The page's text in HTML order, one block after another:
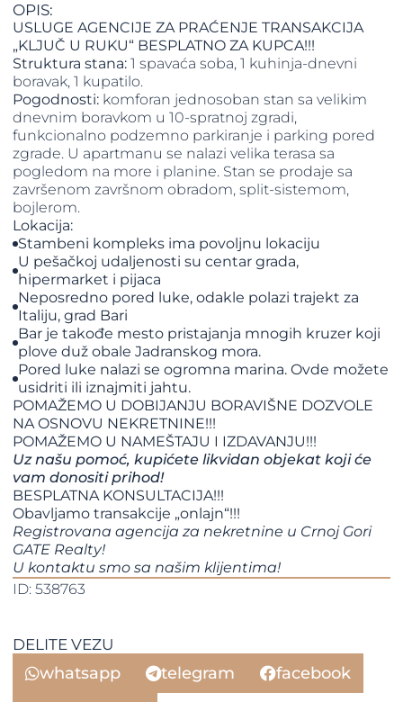
OPIS:
USLUGE AGENCIJE ZA PRAĆENJE TRANSAKCIJA
„KLJUČ U RUKU“ BESPLATNO ZA KUPCA!!!
Struktura stana: 1 spavaća soba, 1 kuhinja-dnevni
boravak, 1 kupatilo.
Pogodnosti: komforan jednosoban stan sa velikim
dnevnim boravkom u 10-spratnoj zgradi,
funkcionalno podzemno parkiranje i parking pored
zgrade. U apartmanu se nalazi velika terasa sa
pogledom na more i planine. Stan se prodaje sa
završenom završnom obradom, split-sistemom,
bojlerom.
Lokacija:
Stambeni kompleks ima povoljnu lokaciju
U pešačkoj udaljenosti su centar grada,
hipermarket i pijaca
Neposredno pored luke, odakle polazi trajekt za
Italiju, grad Bari
Bar je takođe mesto pristajanja mnogih kruzer koji
plove duž obale Jadranskog mora.
Pored luke nalazi se ogromna marina. Ovde možete
usidriti ili iznajmiti jahtu.
POMAŽEMO U DOBIJANJU BORAVIŠNE DOZVOLE
NA OSNOVU NEKRETNINE!!!
POMAŽEMO U NAMEŠTAJU I IZDAVANJU!!!
Uz našu pomoć, kupićete likvidan objekat koji će
vam donositi prihod!
BESPLATNA KONSULTACIJA!!!
Obavljamo transakcije „onlajn“!!!
Registrovana agencija za nekretnine u Crnoj Gori
GATE Realty!
U kontaktu smo sa našim klijentima!
ID: 538763
DELITE VEZU
whatsapp telegram facebook